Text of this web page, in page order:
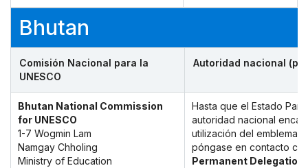
Bhutan
Comisión Nacional para la
UNESCO
Autoridad nacional
Bhutan National Commission
for UNESCO
1-7 Wogmin Lam
Namgay Chholing
Ministry of Education
Hasta que el Estado
autoridad nacional
utilización del emblema,
póngase en contacto
Permanent Delegation